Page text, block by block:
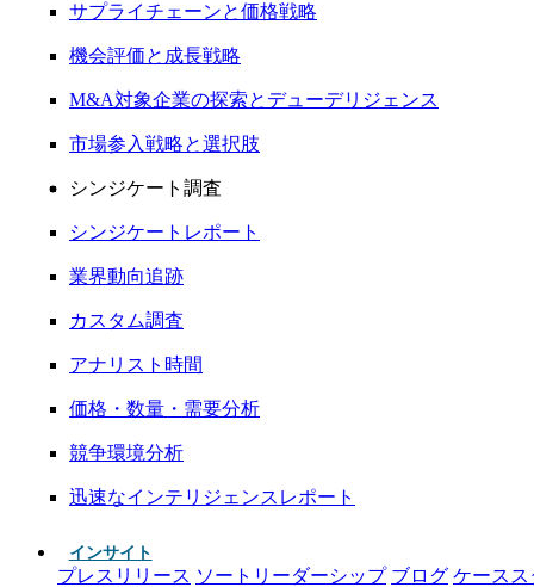
サプライチェーンと価格戦略
機会評価と成長戦略
M&A対象企業の探索とデューデリジェンス
市場参入戦略と選択肢
シンジケート調査
シンジケートレポート
業界動向追跡
カスタム調査
アナリスト時間
価格・数量・需要分析
競争環境分析
迅速なインテリジェンスレポート
インサイト
プレスリリース ソートリーダーシップ ブログ ケースス